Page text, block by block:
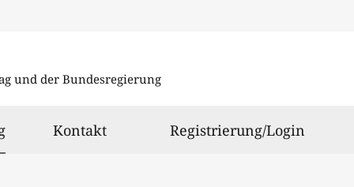
und der Bundesregierung
ausgewählt
Kontakt Registrierung/Login